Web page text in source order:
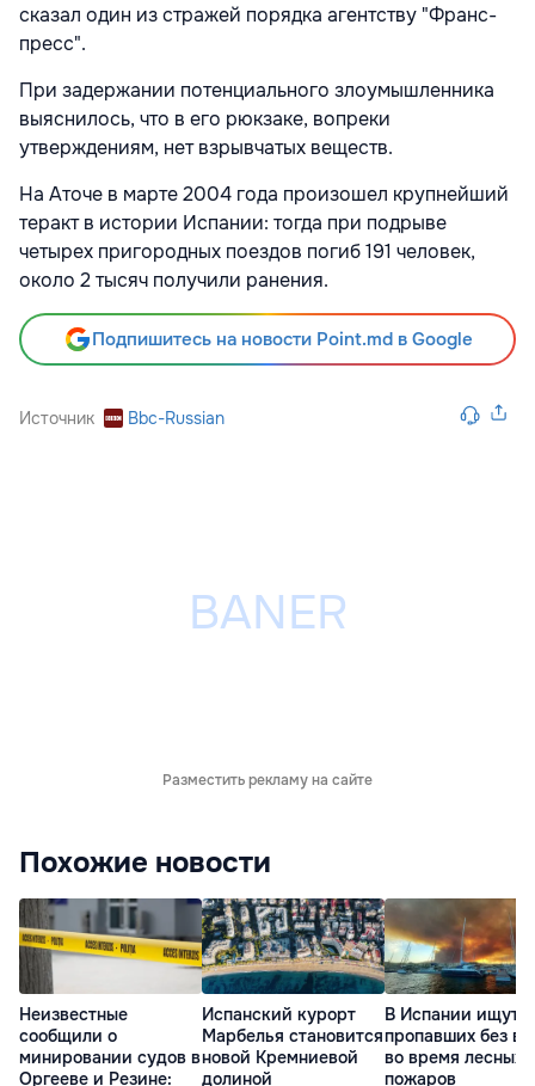
сказал один из стражей порядка агентству "Франс-
пресс".
При задержании потенциального злоумышленника
выяснилось, что в его рюкзаке, вопреки
утверждениям, нет взрывчатых веществ.
На Аточе в марте 2004 года произошел крупнейший
теракт в истории Испании: тогда при подрыве
четырех пригородных поездов погиб 191 человек,
около 2 тысяч получили ранения.
Подпишитесь на новости Point.md в Google
Источник Bbc-Russian
Разместить рекламу на сайте
Похожие новости
Неизвестные
сообщили о
минировании судов в
Оргееве и Резине:
Испанский курорт
Марбелья становится
новой Кремниевой
долиной
В Испании ищут
пропавших без
во время лесных
пожаров